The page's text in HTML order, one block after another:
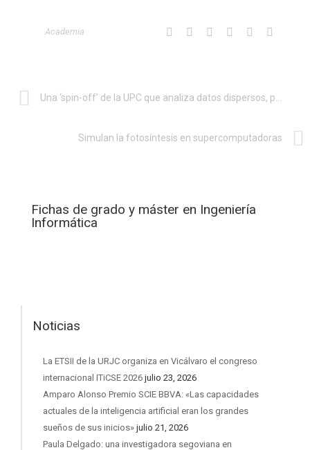
Academia
Simulan la fotosíntesis en supercomputadoras
Fichas de grado y máster en Ingeniería
Informática
Noticias
La ETSII de la URJC organiza en Vicálvaro el congreso
internacional ITiCSE 2026 julio 23, 2026
Amparo Alonso Premio SCIE BBVA: «Las capacidades
actuales de la inteligencia artificial eran los grandes
sueños de sus inicios» julio 21, 2026
Paula Delgado: una investigadora segoviana en